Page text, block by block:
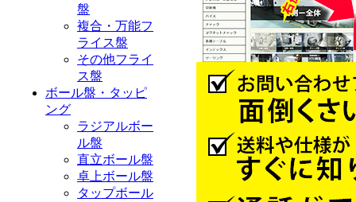
盤
複合・万能フ
ライス盤
その他フライ
ス盤
ボール盤・タッピ
ング
ラジアルボー
ル盤
直立ボール盤
卓上ボール盤
タップボール